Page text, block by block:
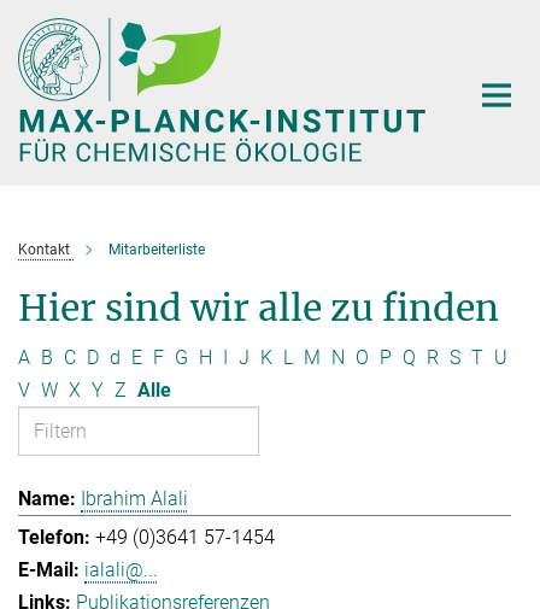
Hauptinhalt
Kontakt Mitarbeiterliste
Hier sind wir alle zu finden
A B C D d E F G H I J K L M N O P Q R S T U
V W X Y Z Alle
Ibrahim Alali
+49 (0)3641 57-1454
ialali@...
Publikationsreferenzen